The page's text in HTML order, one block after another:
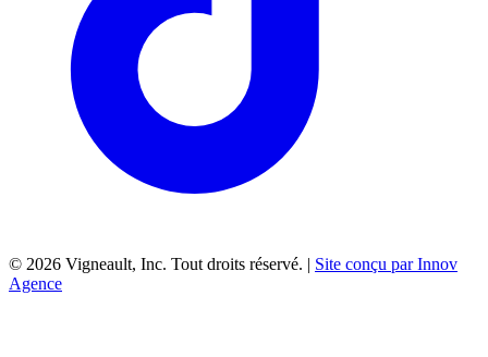
© 2026 Vigneault, Inc. Tout droits réservé. | Site conçu par Innov
Agence